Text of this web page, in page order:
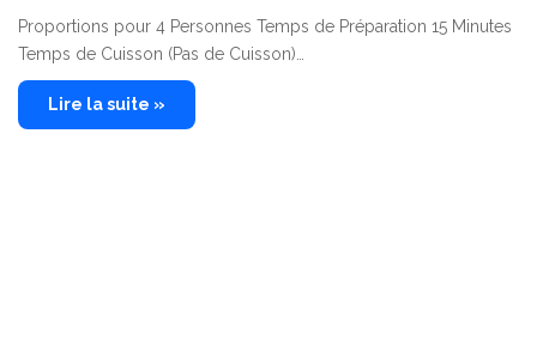
Proportions pour 4 Personnes Temps de Préparation 15 Minutes
Temps de Cuisson (Pas de Cuisson)…
Lire la suite »